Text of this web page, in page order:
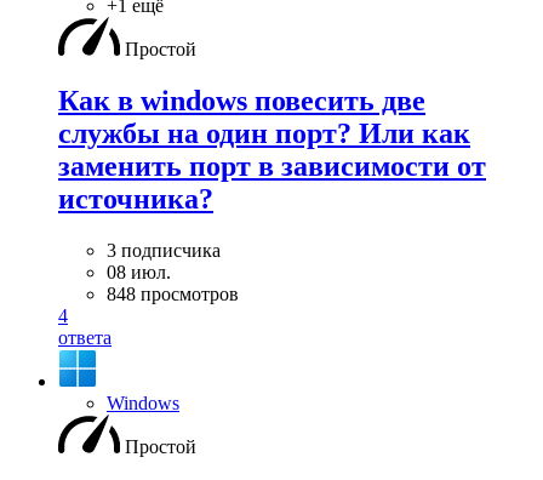
+1 ещё
Простой
Как в windows повесить две
службы на один порт? Или как
заменить порт в зависимости от
источника?
3 подписчика
08 июл.
848 просмотров
4
ответа
Windows
Простой